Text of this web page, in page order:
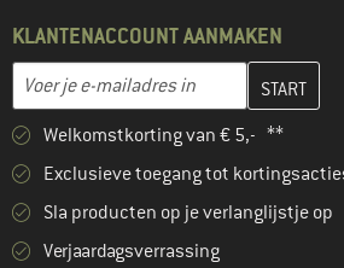
KLANTENACCOUNT AANMAKEN
E-mailadres
Vul je e-mailadres hier in en maak in de
Welkomstkorting van € 5,- **
Exclusieve toegang tot
Sla producten op je verlanglijstje op
Verjaardagsverrassing